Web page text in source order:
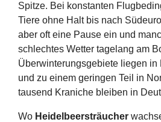
Spitze. Bei konstanten
Tiere ohne Halt bis nach
aber oft eine Pause ein und
schlechtes Wetter tagelang am
Überwinterungsgebiete liegen in
und zu einem geringen Teil in
tausend Kraniche bleiben in
Wo Heidelbeersträucher